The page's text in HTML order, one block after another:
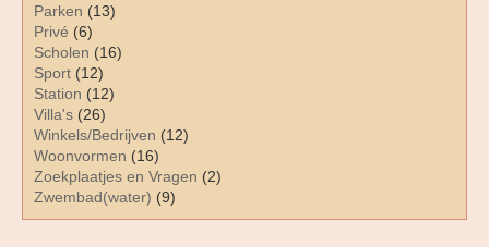
Parken (13)
Privé (6)
Scholen (16)
Sport (12)
Station (12)
Villa's (26)
Winkels/Bedrijven (12)
Woonvormen (16)
Zoekplaatjes en Vragen (2)
Zwembad(water) (9)